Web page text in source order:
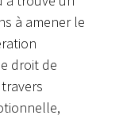
à amener le
droit de